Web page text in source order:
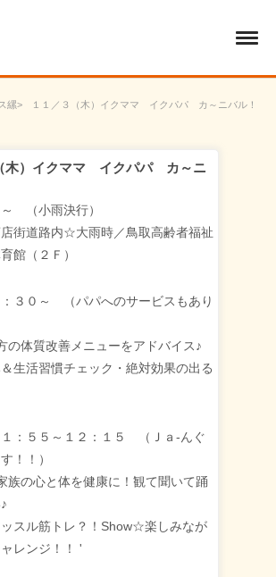
１１／３（木）イクママ イクパパ カ～ニバル！
木）イクママ イクパパ カ～ニ
～ （小雨決行）
街道路内☆大雨時／鳥取高齢者福祉
育館（２Ｆ）
３０～ （パパへのサービスもあり
の体質改善メニューをアドバイス♪
生活習慣チェック・絶対効果の出る
１：５５～１２：１５ （Ｊａ-んぐ
！！）
族の心と体を健康に！観て聞いて踊
スル筋トレ？！Show☆楽しみなが
レンジ！！ '